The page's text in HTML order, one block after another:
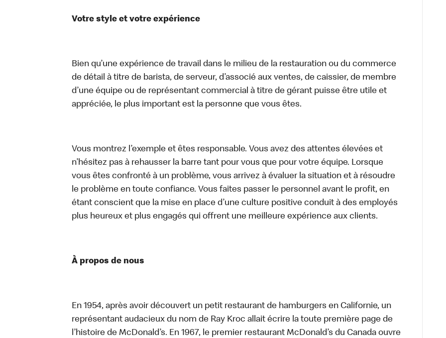
Votre style et votre expérience
Bien qu’une expérience de travail dans le milieu de la restauration ou du commerce
de détail à titre de barista, de serveur, d’associé aux ventes, de caissier, de membre
d’une équipe ou de représentant commercial à titre de gérant puisse être utile et
appréciée, le plus important est la personne que vous êtes.
Vous montrez l’exemple et êtes responsable. Vous avez des attentes élevées et
n’hésitez pas à rehausser la barre tant pour vous que pour votre équipe. Lorsque
vous êtes confronté à un problème, vous arrivez à évaluer la situation et à résoudre
le problème en toute confiance. Vous faites passer le personnel avant le profit, en
étant conscient que la mise en place d’une culture positive conduit à des employés
plus heureux et plus engagés qui offrent une meilleure expérience aux clients.
À propos de nous
En 1954, après avoir découvert un petit restaurant de hamburgers en Californie, un
représentant audacieux du nom de Ray Kroc allait écrire la toute première page de
l’histoire de McDonald’s. En 1967, le premier restaurant McDonald’s du Canada ouvre